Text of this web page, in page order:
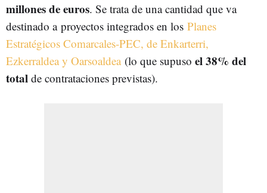
millones de euros. Se trata de una cantidad que va
destinado a proyectos integrados en los Planes
Estratégicos Comarcales-PEC, de Enkarterri,
Ezkerraldea y Oarsoaldea(lo que supuso el 38% del
total de contrataciones previstas).